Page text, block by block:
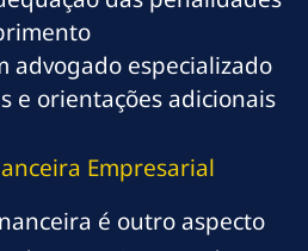
advogado especializado
e orientações adicionais
Empresarial
é outro aspecto